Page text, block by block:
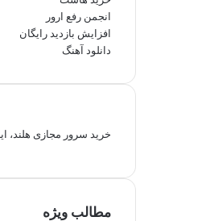
انجمن رفع ارور
افزایش بازدید رایگان
دانلود آهنگ
خرید سرور مجازی هلند،
مطالب ویژه